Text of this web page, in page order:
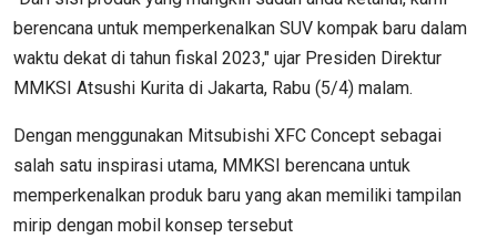
berencana untuk memperkenalkan SUV kompak baru dalam
waktu dekat di tahun fiskal 2023," ujar Presiden Direktur
MMKSI Atsushi Kurita di Jakarta, Rabu (5/4) malam.
Dengan menggunakan Mitsubishi XFC Concept sebagai
salah satu inspirasi utama, MMKSI berencana untuk
memperkenalkan produk baru yang akan memiliki tampilan
mirip dengan mobil konsep tersebut